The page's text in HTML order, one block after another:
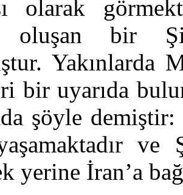
olarak
oluşan bir
Yakınlarda
bir uyarıda
şöyle
ve
yerine İran’a